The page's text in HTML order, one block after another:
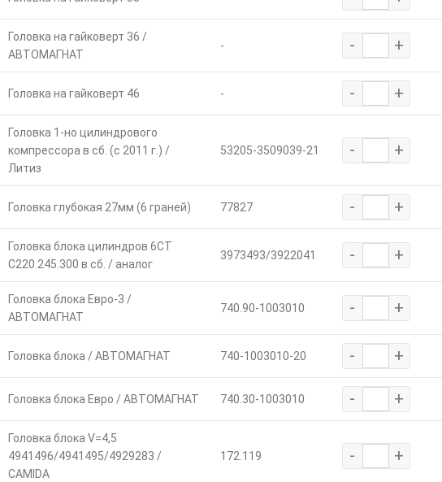
Головка на гайковерт 36 /
АВТОМАГНАТ
- - +
Головка на гайковерт 46 - - +
Головка 1-но цилиндрового
компрессора в сб. (с 2011 г.) /
Литиз
53205-3509039-21 - +
Головка глубокая 27мм (6 граней) 77827 - +
Головка блока цилиндров 6CT
C220.245.300 в сб. / аналог
3973493/3922041 - +
Головка блока Евро-3 /
АВТОМАГНАТ
740.90-1003010 - +
Головка блока / АВТОМАГНАТ 740-1003010-20 - +
Головка блока Евро / АВТОМАГНАТ 740.30-1003010 - +
Головка блока V=4,5
4941496/4941495/4929283 /
CAMIDA
172.119 - +